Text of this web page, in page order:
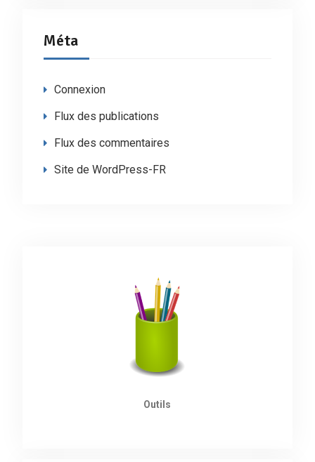
Méta
Connexion
Flux des publications
Flux des commentaires
Site de WordPress-FR
Outils